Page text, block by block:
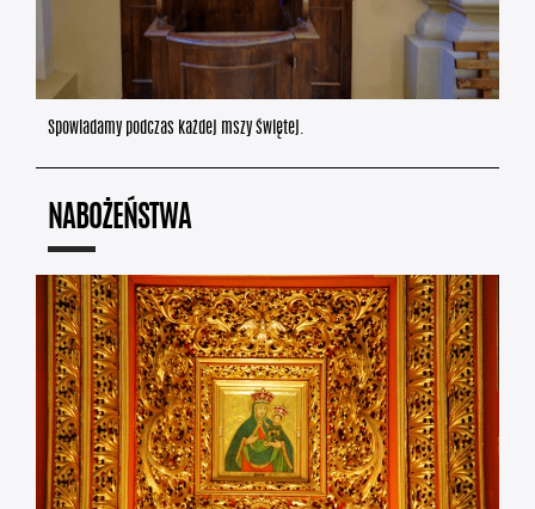
Spowiadamy podczas każdej mszy świętej.
NABOŻEŃSTWA